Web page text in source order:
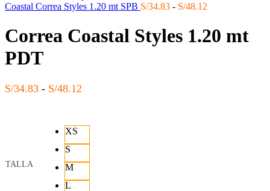
Coastal Correa Styles 1.20 mt SPB S/34.83 - S/48.12
precios:
desde
Correa Coastal Styles 1.20 mt
PDT
S/34.83 - S/48.12
desde
S/48.12
TALLA
XS
S
M
L